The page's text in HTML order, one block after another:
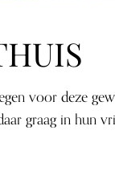
voor deze
graag in hun